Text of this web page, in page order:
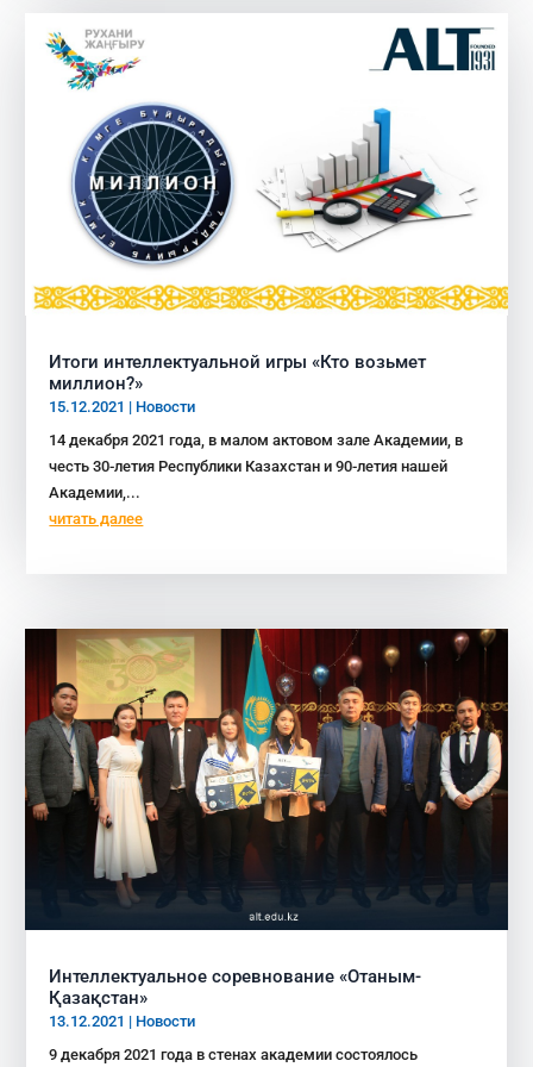
Итоги интеллектуальной игры «Кто возьмет
миллион?»
15.12.2021 | Новости
14 декабря 2021 года, в малом актовом зале Академии, в
честь 30-летия Республики Казахстан и 90-летия нашей
Академии,...
читать далее
Интеллектуальное соревнование «Отаным-
Қазақстан»
13.12.2021 | Новости
9 декабря 2021 года в стенах академии состоялось